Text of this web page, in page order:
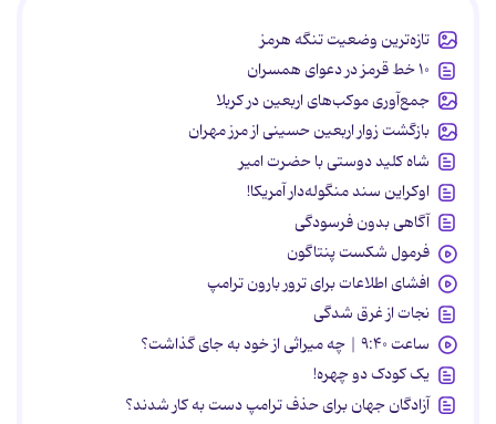
تازه‌ترین وضعیت تنگه هرمز
۱۰ خط قرمز در دعوای همسران
جمع‌آوری موکب‌های اربعین در کربلا
بازگشت زوار اربعین حسینی از مرز مهران
شاه کلید دوستی با حضرت امیر
اوکراین سند منگوله‌دار آمریکا!
آگاهی بدون فرسودگی
فرمول شکست پنتاگون
افشای اطلاعات برای ترور بارون ترامپ
نجات از غرق شدگی
ساعت ۹:۴۰ | چه میراثی از خود به جای گذاشت؟
یک کودک دو چهره!
آزادگان جهان برای حذف ترامپ دست به کار شدند؟